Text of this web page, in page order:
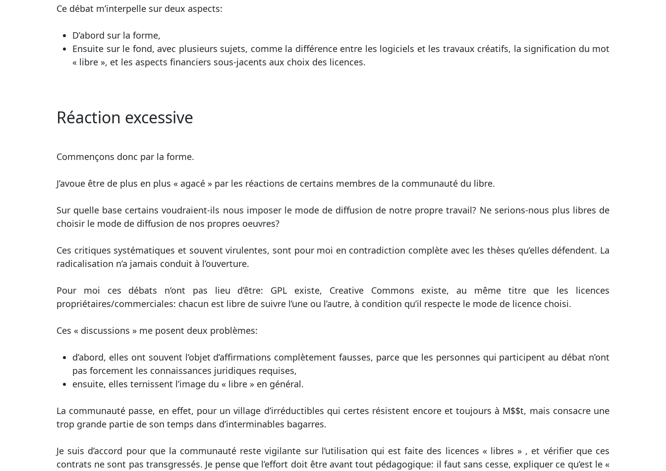
Ce débat m’interpelle sur deux aspects:
D’abord sur la forme,
Ensuite sur le fond, avec plusieurs sujets, comme la différence entre les logiciels et les travaux créatifs, la signification du mot
« libre », et les aspects financiers sous-jacents aux choix des licences.
Réaction excessive
Commençons donc par la forme.
J’avoue être de plus en plus « agacé » par les réactions de certains membres de la communauté du libre.
Sur quelle base certains voudraient-ils nous imposer le mode de diffusion de notre propre travail? Ne serions-nous plus libres de
choisir le mode de diffusion de nos propres oeuvres?
Ces critiques systématiques et souvent virulentes, sont pour moi en contradiction complète avec les thèses qu’elles défendent. La
radicalisation n’a jamais conduit à l’ouverture.
Pour moi ces débats n’ont pas lieu d’être: GPL existe, Creative Commons existe, au même titre que les licences
propriétaires/commerciales: chacun est libre de suivre l’une ou l’autre, à condition qu’il respecte le mode de licence choisi.
Ces « discussions » me posent deux problèmes:
d’abord, elles ont souvent l’objet d’affirmations complètement fausses, parce que les personnes qui participent au débat n’ont
pas forcement les connaissances juridiques requises,
ensuite, elles ternissent l’image du « libre » en général.
La communauté passe, en effet, pour un village d’irréductibles qui certes résistent encore et toujours à M$$t, mais consacre une
trop grande partie de son temps dans d’interminables bagarres.
Je suis d’accord pour que la communauté reste vigilante sur l’utilisation qui est faite des licences « libres » , et vérifier que ces
contrats ne sont pas transgressés. Je pense que l’effort doit être avant tout pédagogique: il faut sans cesse, expliquer ce qu’est le «